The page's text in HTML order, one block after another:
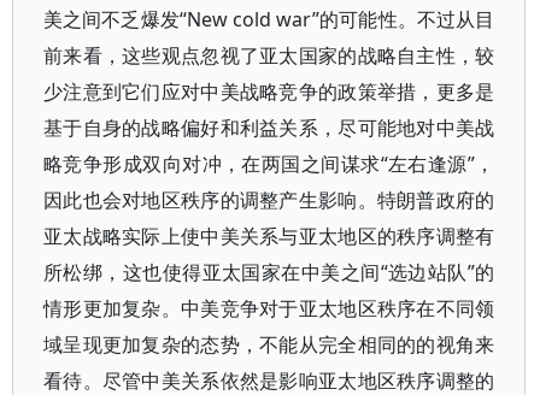
美之间不乏爆发“New cold war”的可能性。不过从目
前来看，这些观点忽视了亚太国家的战略自主性，较
少注意到它们应对中美战略竞争的政策举措，更多是
基于自身的战略偏好和利益关系，尽可能地对中美战
略竞争形成双向对冲，在两国之间谋求“左右逢源”，
因此也会对地区秩序的调整产生影响。特朗普政府的
亚太战略实际上使中美关系与亚太地区的秩序调整有
所松绑，这也使得亚太国家在中美之间“选边站队”的
情形更加复杂。中美竞争对于亚太地区秩序在不同领
域呈现更加复杂的态势，不能从完全相同的的视角来
看待。尽管中美关系依然是影响亚太地区秩序调整的